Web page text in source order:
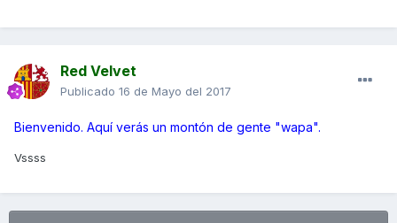
Red Velvet
Publicado 16 de Mayo del 2017
Bienvenido. Aquí verás un montón de gente "wapa".
Vssss